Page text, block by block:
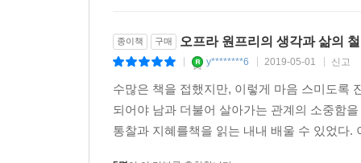
종이책 구매 오프라 원프리의 생각과 삶의
y********6 2019-05-01 신고
수많은 책을 접했지만, 이렇게 마음 스미도록
되어야 남과 더불어 살아가는 관계의 소중함
통찰과 지혜를책을 읽는 내내 배울 수 있었다